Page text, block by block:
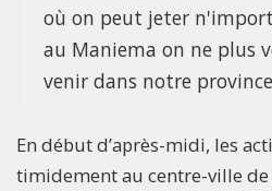
où on peut jeter
au Maniema on ne plus
venir dans notre
En début d’après-midi, les
timidement au centre-ville de